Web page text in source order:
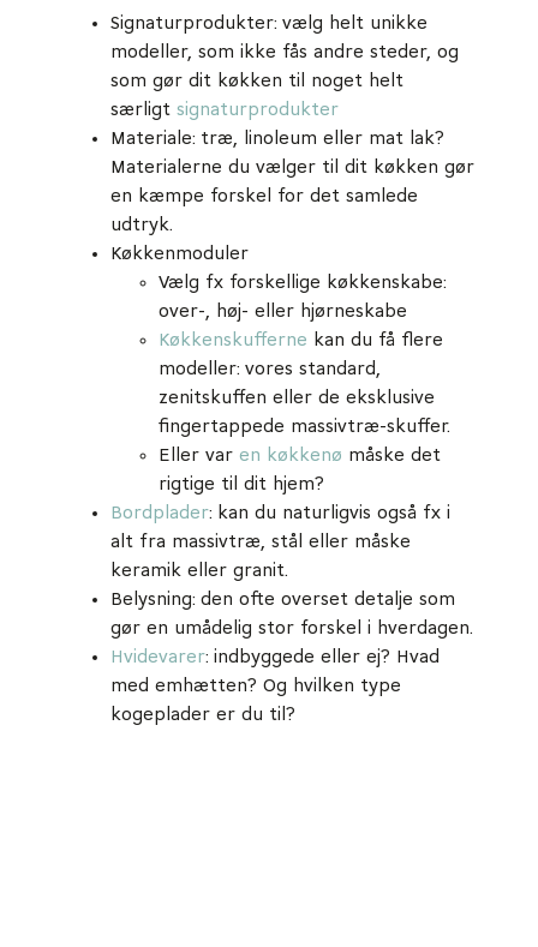
Signaturprodukter: vælg helt unikke
modeller, som ikke fås andre steder, og
som gør dit køkken til noget helt
særligtsignaturprodukter
Materiale: træ, linoleum eller mat lak?
Materialerne du vælger til dit køkken gør
en kæmpe forskel for det samlede
udtryk.
Køkkenmoduler
Vælg fx forskellige køkkenskabe:
over-, høj- eller hjørneskabe
Køkkenskufferne kan du få flere
modeller: vores standard,
zenitskuffen eller de eksklusive
fingertappede massivtræ-skuffer.
Eller varen køkkenø måske det
rigtige til dit hjem?
Bordplader: kan du naturligvis også fx i
alt fra massivtræ, stål eller måske
keramik eller granit.
Belysning: den ofte overset detalje som
gør en umådelig stor forskel i hverdagen.
Hvidevarer: indbyggede eller ej? Hvad
med emhætten? Og hvilken type
kogeplader er du til?